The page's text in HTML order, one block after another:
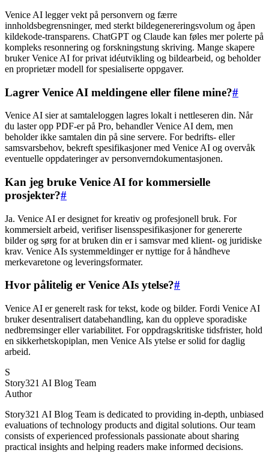
Venice AI legger vekt på personvern og færre
innholdsbegrensninger, med sterkt bildegenereringsvolum og åpen
kildekode-transparens. ChatGPT og Claude kan føles mer polerte på
kompleks resonnering og forskningstung skriving. Mange skapere
bruker Venice AI for privat idéutvikling og bildearbeid, og beholder
en proprietær modell for spesialiserte oppgaver.
Lagrer Venice AI meldingene eller filene mine?#
Venice AI sier at samtaleloggen lagres lokalt i nettleseren din. Når
du laster opp PDF-er på Pro, behandler Venice AI dem, men
beholder ikke samtalen din på sine servere. For bedrifts- eller
samsvarsbehov, bekreft spesifikasjoner med Venice AI og overvåk
eventuelle oppdateringer av personverndokumentasjonen.
Kan jeg bruke Venice AI for kommersielle
prosjekter?#
Ja. Venice AI er designet for kreativ og profesjonell bruk. For
kommersielt arbeid, verifiser lisensspesifikasjoner for genererte
bilder og sørg for at bruken din er i samsvar med klient- og juridiske
krav. Venice AIs systemmeldinger er nyttige for å håndheve
merkevaretone og leveringsformater.
Hvor pålitelig er Venice AIs ytelse?#
Venice AI er generelt rask for tekst, kode og bilder. Fordi Venice AI
bruker desentralisert databehandling, kan du oppleve sporadiske
nedbremsinger eller variabilitet. For oppdragskritiske tidsfrister, hold
en sikkerhetskopiplan, men Venice AIs ytelse er solid for daglig
arbeid.
S
Story321 AI Blog Team
Author
Story321 AI Blog Team is dedicated to providing in-depth, unbiased
evaluations of technology products and digital solutions. Our team
consists of experienced professionals passionate about sharing
practical insights and helping readers make informed decisions.